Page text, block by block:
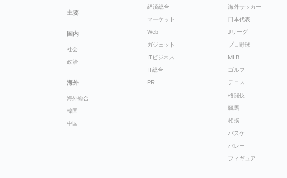
主要
国内
社会
政治
海外
海外総合
韓国
中国
経済総合
マーケット
Web
ガジェット
ITビジネス
IT総合
PR
海外サッカー
日本代表
Jリーグ
プロ野球
MLB
ゴルフ
テニス
格闘技
競馬
相撲
バスケ
バレー
フィギュア